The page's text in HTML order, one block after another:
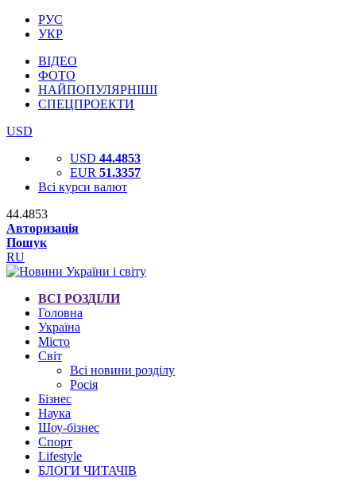
РУС
УКР
ВІДЕО
ФОТО
НАЙПОПУЛЯРНІШІ
СПЕЦПРОЕКТИ
USD
USD 44.4853
EUR 51.3357
Всі курси валют
44.4853
Авторизація
Пошук
RU
ВСІ РОЗДІЛИ
Головна
Україна
Місто
Світ
Всі новини розділу
Росія
Бізнес
Наука
Шоу-бізнес
Спорт
Lifestyle
БЛОГИ ЧИТАЧІВ